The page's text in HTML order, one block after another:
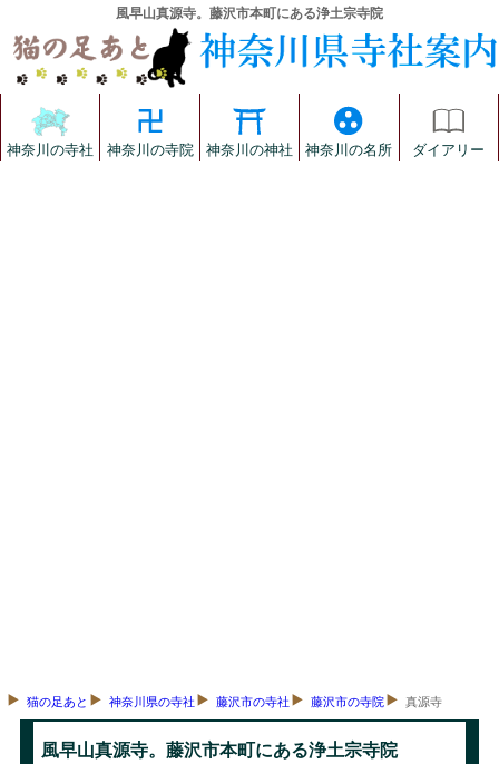
風早山真源寺。藤沢市本町にある浄土宗寺院
神奈川の寺社 神奈川の寺院 神奈川の神社 神奈川の名所 ダイアリー
猫の足あと 神奈川県の寺社 藤沢市の寺社 藤沢市の寺院 真源寺
風早山真源寺。藤沢市本町にある浄土宗寺院